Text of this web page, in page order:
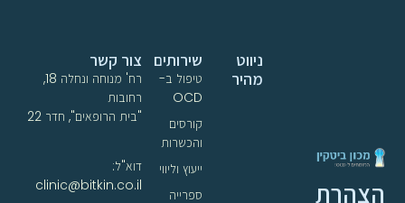
הצהרת
שירותים
טיפול ב-
OCD
קורסים
והכשרות
ייעוץ וליווי
ספרייה
ניווט
מהיר
צור קשר
רח' מנוחה ונחלה 18,
רחובות
"בית הרופאים", חדר 22
דוא"ל:
clinic@bitkin.co.il